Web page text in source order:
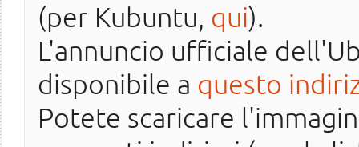
(per Kubuntu, qui).
L'annuncio ufficiale
disponibile a questo
Potete scaricare